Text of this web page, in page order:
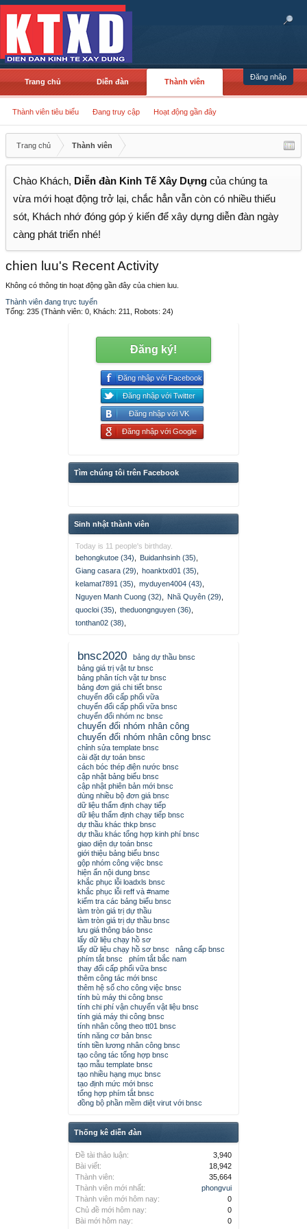
Đăng nhập
Trang chủ Diễn đàn Thành viên
Thành viên tiêu biểu Đang truy cập Hoạt động gần đây
Trang chủ Thành viên
Chào Khách, Diễn đàn Kinh Tế Xây Dựng của chúng ta
vừa mới hoạt động trở lại, chắc hẳn vẫn còn có nhiều thiếu
sót, Khách nhớ đóng góp ý kiến để xây dựng diễn đàn ngày
càng phát triển nhé!
chien luu's Recent Activity
Không có thông tin hoạt động gần đây của chien luu.
Thành viên đang trực tuyến
Tổng: 235 (Thành viên: 0, Khách: 211, Robots: 24)
Đăng ký!
Đăng nhập với Facebook
Đăng nhập với Twitter
Đăng nhập với VK
Đăng nhập với Google
Tìm chúng tôi trên Facebook
Sinh nhật thành viên
Today is 11 people's birthday.
behongkutoe (34)
Buidanhsinh (35)
Giang casara (29)
hoanktxd01 (35)
kelamat7891 (35)
myduyen4004 (43)
Nguyen Manh Cuong (32)
Nhã Quyên (29)
quocloi (35)
theduongnguyen (36)
tonthan02 (38)
bnsc2020
bảng dự thầu bnsc
bảng giá trị vật tư bnsc
bảng phân tích vật tư bnsc
bảng đơn giá chi tiết bnsc
chuyển đổi cấp phối vữa
chuyển đổi cấp phối vữa bnsc
chuyển đổi nhóm nc bnsc
chuyển đổi nhóm nhân công
chuyển đổi nhóm nhân công bnsc
chỉnh sửa template bnsc
cài đặt dự toán bnsc
cách bóc thép điện nước bnsc
cập nhật bảng biểu bnsc
cập nhật phiên bản mới bnsc
dùng nhiều bộ đơn giá bnsc
dữ liệu thẩm định chạy tiếp
dữ liệu thẩm định chạy tiếp bnsc
dự thầu khác thkp bnsc
dự thầu khác tổng hợp kinh phí bnsc
giao diện dự toán bnsc
giới thiệu bảng biểu bnsc
gộp nhóm công việc bnsc
hiện ẩn nội dung bnsc
khắc phục lỗi loadxls bnsc
khắc phục lỗi reff và #name
kiểm tra các bảng biểu bnsc
làm tròn giá trị dự thầu
làm tròn giá trị dự thầu bnsc
lưu giá thông báo bnsc
lấy dữ liệu chạy hồ sơ
lấy dữ liệu chạy hồ sơ bnsc
nâng cấp bnsc
phím tắt bnsc
phím tắt bắc nam
thay đổi cấp phối vữa bnsc
thêm công tác mới bnsc
thêm hệ số cho công việc bnsc
tính bù máy thi công bnsc
tính chi phí vận chuyển vật liệu bnsc
tính giá máy thi công bnsc
tính nhân công theo tt01 bnsc
tính năng cơ bản bnsc
tính tiền lương nhân công bnsc
tạo công tác tổng hợp bnsc
tạo mẫu template bnsc
tạo nhiều hạng mục bnsc
tạo định mức mới bnsc
tổng hợp phím tắt bnsc
đồng bộ phần mềm diệt virut với bnsc
Thống kê diễn đàn
Đề tài thảo luận:
3,940
Bài viết:
18,942
Thành viên:
35,664
Thành viên mới nhất:
phongvui
Thành viên mới hôm nay:
0
Chủ đề mới hôm nay:
0
Bài mới hôm nay:
0